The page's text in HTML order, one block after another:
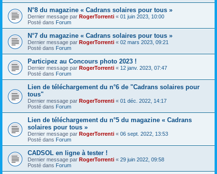
N°8 du magazine « Cadrans solaires pour tous »
Dernier message par RogerTorrenti « 01 juin 2023, 10:00
Posté dans Forum
N°7 du magazine « Cadrans solaires pour tous »
Dernier message par RogerTorrenti « 02 mars 2023, 09:21
Posté dans Forum
Participez au Concours photo 2023 !
Dernier message par RogerTorrenti « 12 janv. 2023, 07:47
Posté dans Forum
Lien de téléchargement du n°6 de "Cadrans solaires pour
tous"
Dernier message par RogerTorrenti « 01 déc. 2022, 14:17
Posté dans Forum
Lien de téléchargement du n°5 du magazine « Cadrans
solaires pour tous »
Dernier message par RogerTorrenti « 06 sept. 2022, 13:53
Posté dans Forum
CADSOL en ligne à tester !
Dernier message par RogerTorrenti « 29 juin 2022, 09:58
Posté dans Forum